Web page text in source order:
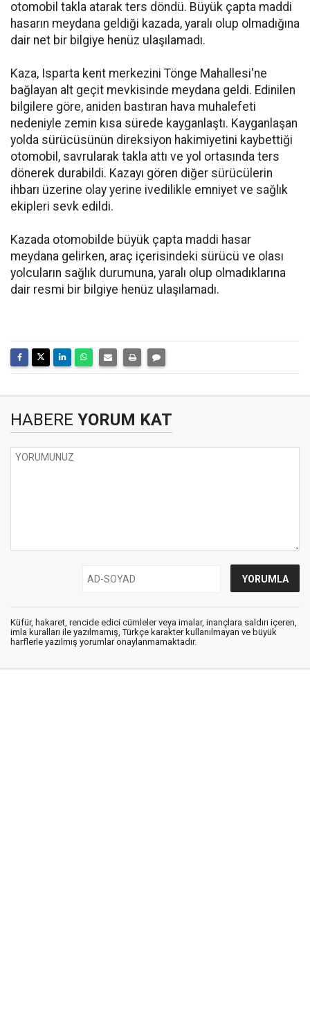
otomobil takla atarak ters döndü. Büyük çapta maddi
hasarın meydana geldiği kazada, yaralı olup olmadığına
dair net bir bilgiye henüz ulaşılamadı.
Kaza, Isparta kent merkezini Tönge Mahallesi'ne
bağlayan alt geçit mevkisinde meydana geldi. Edinilen
bilgilere göre, aniden bastıran hava muhalefeti
nedeniyle zemin kısa sürede kayganlaştı. Kayganlaşan
yolda sürücüsünün direksiyon hakimiyetini kaybettiği
otomobil, savrularak takla attı ve yol ortasında ters
dönerek durabildi. Kazayı gören diğer sürücülerin
ihbarı üzerine olay yerine ivedilikle emniyet ve sağlık
ekipleri sevk edildi.
Kazada otomobilde büyük çapta maddi hasar
meydana gelirken, araç içerisindeki sürücü ve olası
yolcuların sağlık durumuna, yaralı olup olmadıklarına
dair resmi bir bilgiye henüz ulaşılamadı.
HABERE YORUM KAT
Küfür, hakaret, rencide edici cümleler veya imalar, inançlara saldırı içeren,
imla kuralları ile yazılmamış, Türkçe karakter kullanılmayan ve büyük
harflerle yazılmış yorumlar onaylanmamaktadır.